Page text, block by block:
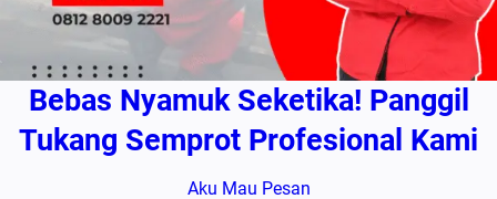
Bebas Nyamuk Seketika! Panggil
Tukang Semprot Profesional Kami
Aku Mau Pesan